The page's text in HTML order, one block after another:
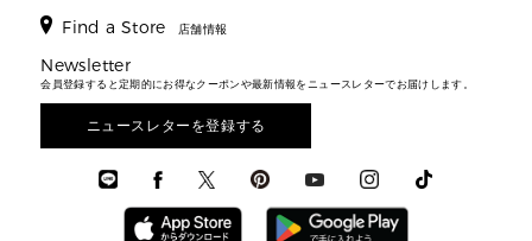
ウェア
アクセサリー
アクセサリー
メンズ バッグ
メンズ 財布・小物
メンズ シューズ
メンズ ウェア
メンズ 時計・その他
▶ メンズすべて
メンズ財布・小物
メンズアクセサリー
メンズウェア
トラベル
3 IN 1 / 2 IN 1 バッグ
▶ メンズすべて
▶ メンズすべて
▶ メンズすべて
▶ メンズすべて
▶ バッグすべて
通勤・通学アイテム
3 IN 1 バッグ
ミニ財布・フラグメントケース
財布・小物
時計・ジュエリー
アクセサリー
エディターレビュー
Find a Store 店舗情報
Newsletter
会員登録すると定期的にお得なクーポンや最新情報をニュースレターでお届けします。
ニュースレターを登録する